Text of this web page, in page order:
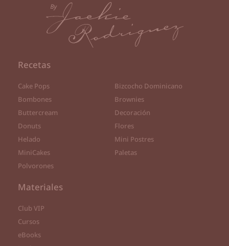
Recetas
Cake Pops
Bizcocho Dominicano
Bombones
Brownies
Buttercream
Decoración
Donuts
Flores
Helado
Mini Postres
MiniCakes
Paletas
Polvorones
Materiales
Club VIP
Cursos
eBooks